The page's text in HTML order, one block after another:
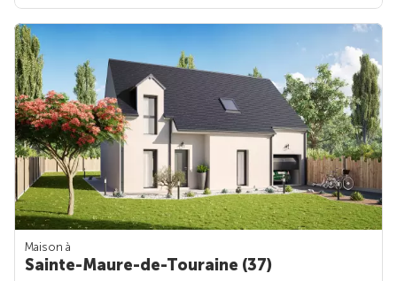
Maison à
Sainte-Maure-de-Touraine (37)